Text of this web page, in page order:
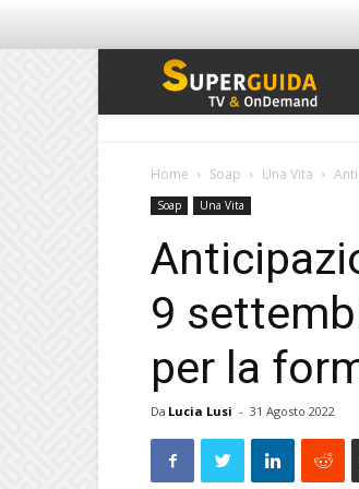
Home Soap Una Vita
Soap Una Vita
9
per la
Da Lucia Lusi - 31 Agosto 2022